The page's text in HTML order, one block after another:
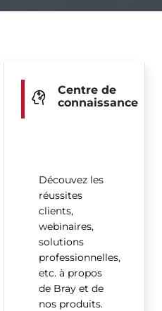
Centre de
connaissance
Découvez les
réussites
clients,
webinaires,
solutions
professionnelles,
etc. à propos
de Bray et de
nos produits.